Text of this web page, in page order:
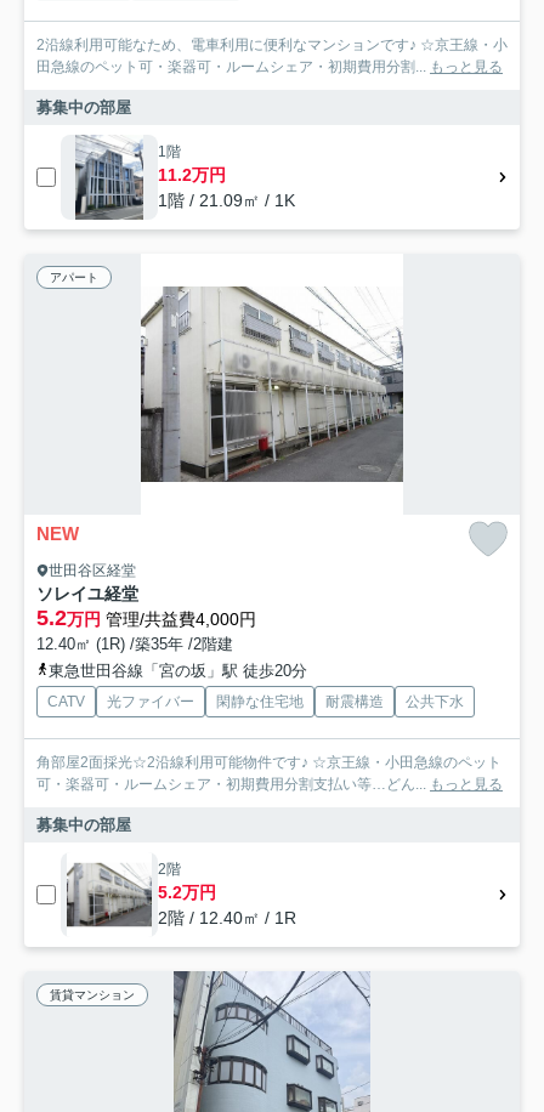
2沿線利用可能なため、電車利用に便利なマンションです♪ ☆京王線・小
田急線のペット可・楽器可・ルームシェア・初期費用分割... もっと見る
募集中の部屋
1階
11.2万円
1階 / 21.09㎡ / 1K
アパート
NEW
世田谷区経堂
ソレイユ経堂
5.2万円 管理/共益費4,000円
12.40㎡ (1R) /築35年 /2階建
東急世田谷線「宮の坂」駅 徒歩20分
CATV 光ファイバー 閑静な住宅地 耐震構造 公共下水
角部屋2面採光☆2沿線利用可能物件です♪ ☆京王線・小田急線のペット
可・楽器可・ルームシェア・初期費用分割支払い等…どん... もっと見る
募集中の部屋
2階
5.2万円
2階 / 12.40㎡ / 1R
賃貸マンション